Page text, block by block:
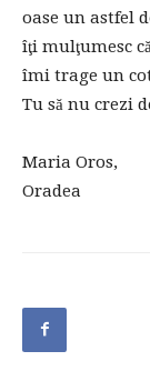
oase un astfel
îţi mulţumesc
îmi trage un
Tu să nu crezi
Maria Oros,
Oradea